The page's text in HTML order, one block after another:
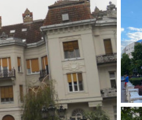
Novi Sad Zlatibor
Banja Koviljača Sokobanja
Tara Stara planina
Kragujevac Ždrelo
Bajina Bašta Kraljevo